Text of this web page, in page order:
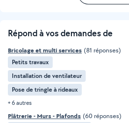
Répond à vos demandes de
Bricolage et multi services (81 réponses)
Petits travaux
Installation de ventilateur
Pose de tringle à rideaux
+ 6 autres
Plâtrerie - Murs - Plafonds (60 réponses)